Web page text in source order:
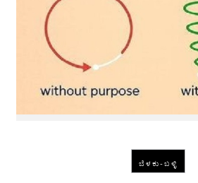
ಬೆಳಕು-ಬಳ್ಳಿ